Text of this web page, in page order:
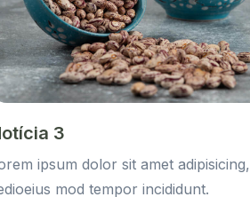
3
ipsum dolor sit amet adipisicing,
mod tempor incididunt.